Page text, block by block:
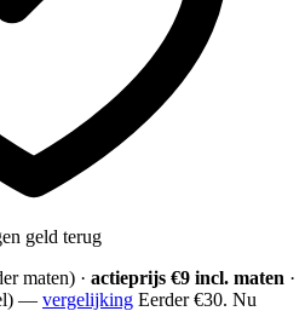
geld terug
maten) · actieprijs €9 incl. maten ·
— vergelijking Eerder €30. Nu